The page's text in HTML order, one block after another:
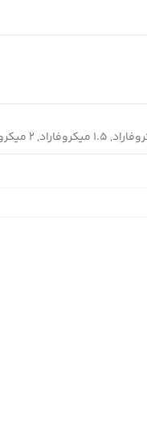
, 1.5 میکروفاراد , 2 میکروفاراد